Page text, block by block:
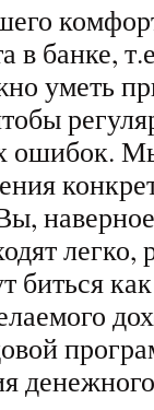
в банке,
уметь
ошибок.
биться